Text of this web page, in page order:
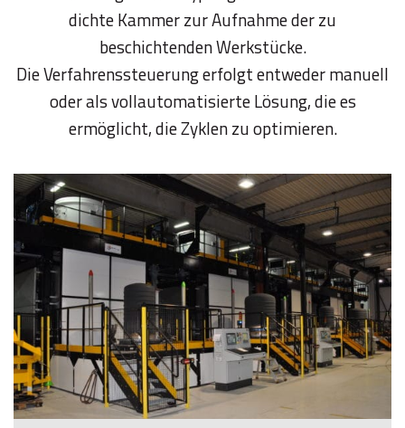
dichte Kammer zur Aufnahme der zu
beschichtenden Werkstücke.
Die Verfahrenssteuerung erfolgt entweder manuell
oder als vollautomatisierte Lösung, die es
ermöglicht, die Zyklen zu optimieren.